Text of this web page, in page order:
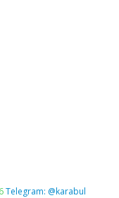
Telegram: @karabul